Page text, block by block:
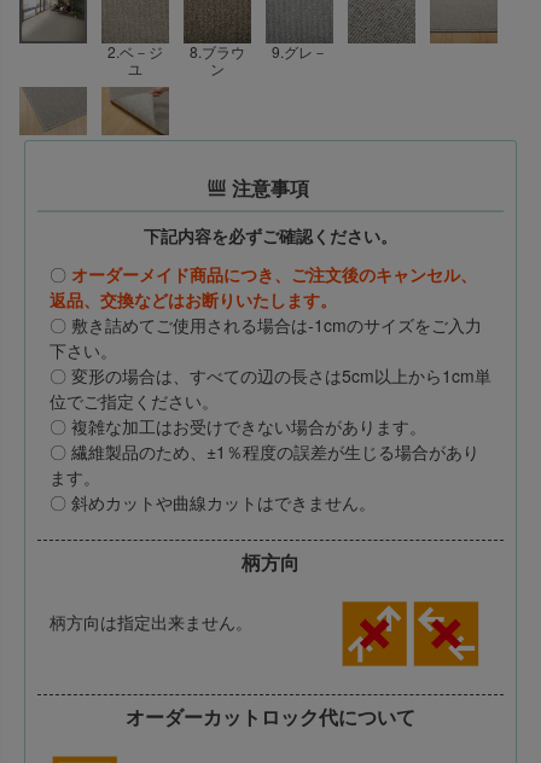
2.ベ－ジ
ユ
8.ブラウ
ン
9.グレ－
注意事項
下記内容を必ずご確認ください。
〇 オーダーメイド商品につき、ご注文後のキャンセル、
返品、交換などはお断りいたします。
〇 敷き詰めてご使用される場合は-1cmのサイズをご入力
下さい。
〇 変形の場合は、すべての辺の長さは5cm以上から1cm単
位でご指定ください。
〇 複雑な加工はお受けできない場合があります。
〇 繊維製品のため、±1％程度の誤差が生じる場合があり
ます。
〇 斜めカットや曲線カットはできません。
柄方向
柄方向は指定出来ません。
オーダーカットロック代について